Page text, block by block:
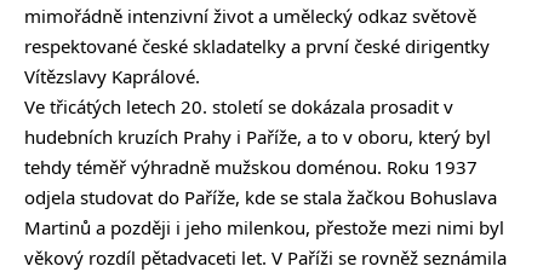
mimořádně intenzivní život a umělecký odkaz světově
respektované české skladatelky a první české dirigentky
Vítězslavy Kaprálové.
Ve třicátých letech 20. století se dokázala prosadit v
hudebních kruzích Prahy i Paříže, a to v oboru, který byl
tehdy téměř výhradně mužskou doménou. Roku 1937
odjela studovat do Paříže, kde se stala žačkou Bohuslava
Martinů a později i jeho milenkou, přestože mezi nimi byl
věkový rozdíl pětadvaceti let. V Paříži se rovněž seznámila